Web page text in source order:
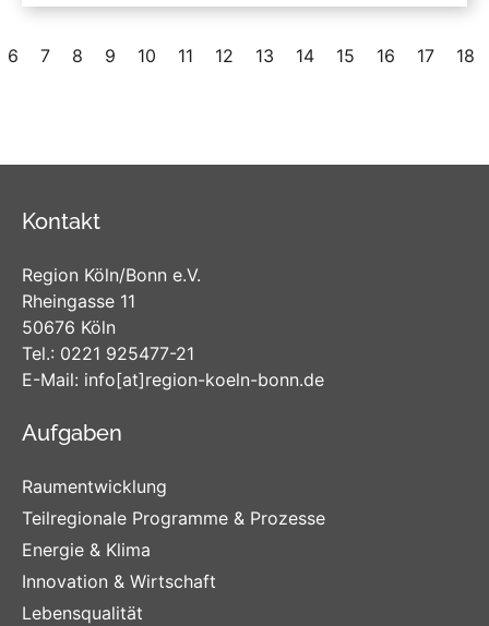
6 7 8 9 10 11 12 13 14 15 16 17 18
Kontakt
Region Köln/Bonn e.V.
Rheingasse 11
50676 Köln
Tel.: 0221 925477-21
E-Mail: info[at]region-koeln-bonn.de
Aufgaben
Raumentwicklung
Teilregionale Programme & Prozesse
Energie & Klima
Innovation & Wirtschaft
Lebensqualität